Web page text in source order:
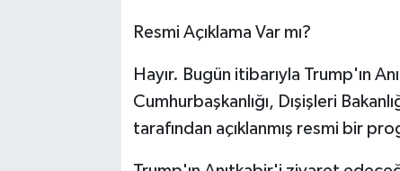
Resmi Açıklama Var mı?
Hayır. Bugün itibarıyla Trump'ın
Cumhurbaşkanlığı, Dışişleri
tarafından açıklanmış resmi bir